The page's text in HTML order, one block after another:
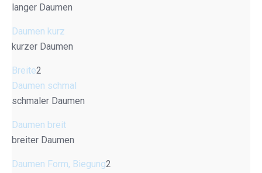
langer Daumen
Daumen kurz
kurzer Daumen
Breite2
Daumen schmal
schmaler Daumen
Daumen breit
breiter Daumen
Daumen Form, Biegung2